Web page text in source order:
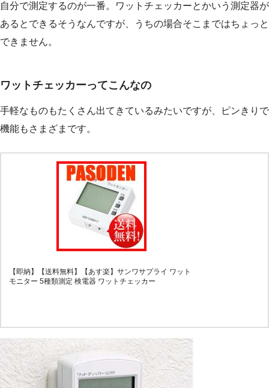
自分で測定するのが一番。ワットチェッカーとかいう測定器が
あるとできるそうなんですが、うちの場合そこまではちょっと
できません。
ワットチェッカーってこんなの
手軽なものもたくさん出てきているみたいですが、ピンきりで
機能もさまざまです。
【即納】【送料無料】【あす楽】サンワサプライ ワット
モニター 5種類測定 検電器 ワットチェッカー